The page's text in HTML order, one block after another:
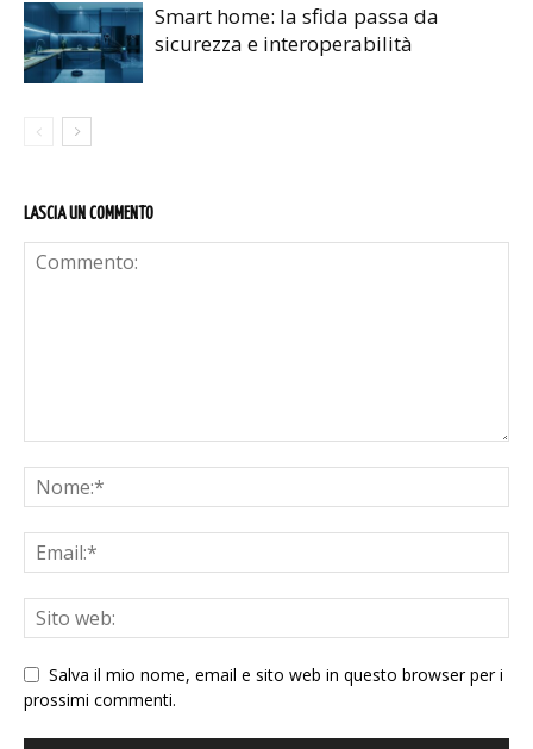
Smart home: la sfida passa da
sicurezza e interoperabilità
LASCIA UN COMMENTO
Salva il mio nome, email e sito web in questo browser per i
prossimi commenti.